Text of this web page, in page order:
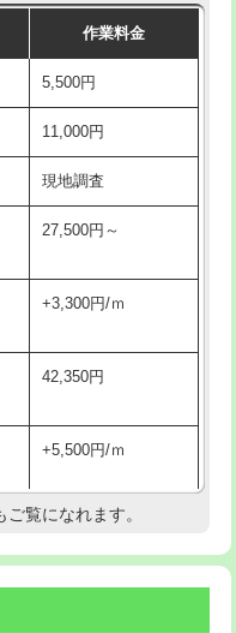
27,500円
38,500円
38,500円
現場見積
16,500円
。
11,000円+材料費
13,200円
16,500円
16,500円
16,500円
5,500円
5,500円
11,000円
作業料金
5,500円
11,000円
現地調査
27,500円～
+3,300円/ｍ
42,350円
+5,500円/ｍ
現地調査
覧になれます。